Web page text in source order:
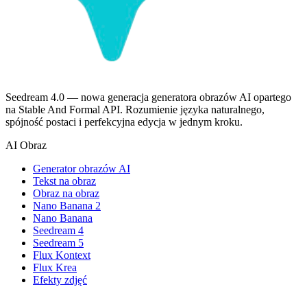
Seedream 4.0 — nowa generacja generatora obrazów AI opartego
na Stable And Formal API. Rozumienie języka naturalnego,
spójność postaci i perfekcyjna edycja w jednym kroku.
AI Obraz
Generator obrazów AI
Tekst na obraz
Obraz na obraz
Nano Banana 2
Nano Banana
Seedream 4
Seedream 5
Flux Kontext
Flux Krea
Efekty zdjęć